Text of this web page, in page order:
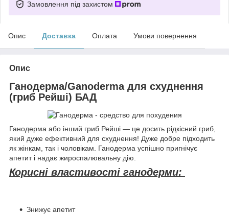
Замовлення під захистом
Опис Доставка Оплата Умови повернення
Опис
Ганодерма/Ganoderma для схуднення
(гриб Рейші) БАД
Ганодерма або інший гриб Рейші — це досить рідкісний гриб,
який дуже ефективний для схуднення! Дуже добре підходить
як жінкам, так і чоловікам. Ганодерма успішно пригнічує
апетит і надає жироспалювальну дію.
Корисні властивості ганодерми:
Знижує апетит